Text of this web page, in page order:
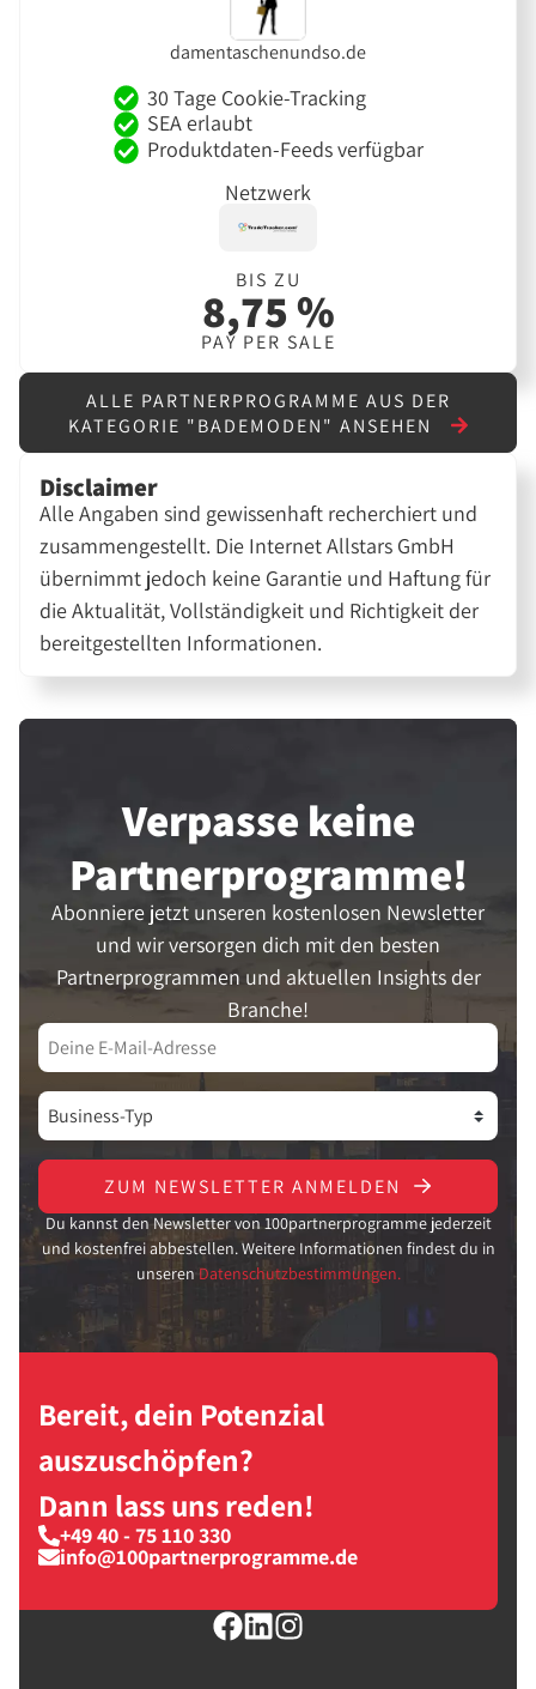
damentaschenundso.de
30 Tage Cookie-Tracking
SEA erlaubt
Produktdaten-Feeds verfügbar
Netzwerk
BIS ZU
8,75 %
PAY PER SALE
ALLE PARTNERPROGRAMME AUS DER
KATEGORIE "BADEMODEN" ANSEHEN
Disclaimer
Alle Angaben sind gewissenhaft recherchiert und
zusammengestellt. Die Internet Allstars GmbH
übernimmt jedoch keine Garantie und Haftung für
die Aktualität, Vollständigkeit und Richtigkeit der
bereitgestellten Informationen.
Verpasse keine
Partner­programme!
Abonniere jetzt unseren kostenlosen Newsletter
und wir versorgen dich mit den besten
Partnerprogrammen und aktuellen Insights der
Branche!
ZUM NEWSLETTER ANMELDEN
Du kannst den Newsletter von 100partnerprogramme jederzeit
und kostenfrei abbestellen. Weitere Informationen findest du in
unseren Datenschutzbestimmungen.
Bereit, dein Potenzial
auszuschöpfen?
Dann lass uns reden!
+49 40 - 75 110 330
info@100partnerprogramme.de